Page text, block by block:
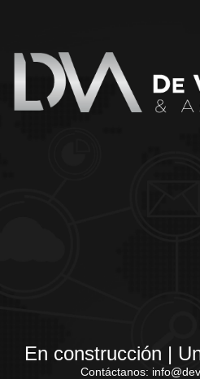
En construcción |
Contáctanos: